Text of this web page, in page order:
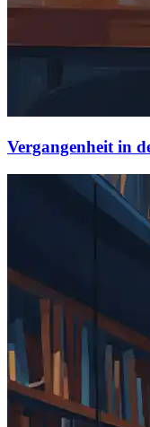
Vergangenheit in